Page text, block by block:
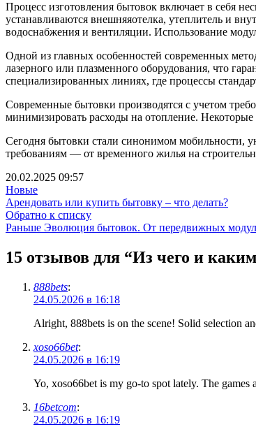
Процесс изготовления бытовок включает в себя
устанавливаются внешняяотелка, утеплитель и
водоснабжения и вентиляции. Использование
Одной из главных особенностей современных
лазерного или плазменного оборудования, что
специализированных линиях, где процессы
Современные бытовки производятся с учетом
минимизировать расходы на отопление.
Сегодня бытовки стали синонимом мобильности,
требованиям — от временного жилья на
20.02.2025 09:57
Новые
Арендовать или купить бытовку – что делать?
Обратно к списку
Раньше Эволюция бытовок. От передвижных
15 отзывов для “Из чего и
888bets:
24.05.2026 в 16:18
Alright, 888bets is on the scene! Solid selection
xoso66bet:
24.05.2026 в 16:19
Yo, xoso66bet is my go-to spot lately. The
16betcom:
24.05.2026 в 16:19